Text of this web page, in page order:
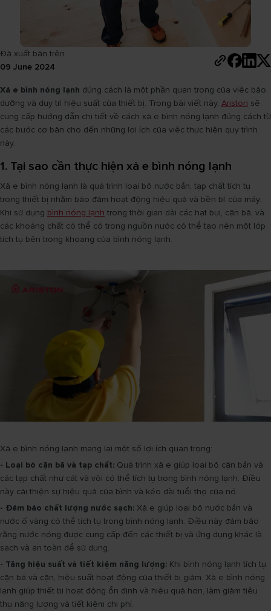
Đã xuất bản trên
09 June 2024
Xả e bình nóng lạnh đúng cách là một phần quan trọng của việc bảo
dưỡng và duy trì hiệu suất của thiết bị. Trong bài viết này, Ariston sẽ
cung cấp hướng dẫn chi tiết về cách xả e bình nóng lạnh đúng cách từ
các bước cơ bản cho đến những lợi ích của việc thực hiện quy trình
này.
1. Tại sao cần thực hiện xả e bình nóng lạnh
Xả e bình nóng lạnh là quá trình loại bỏ nước bẩn, tạp chất tích tụ
trong thiết bị nhằm bảo đảm hoạt động hiệu quả và bền bỉ của máy.
Khi sử dụng bình nóng lạnh trong thời gian dài các hạt bụi, cặn bã, và
các khoáng chất có thể có trong nguồn nước có thể tạo nên một lớp
tích tụ bên trong khoang của bình nóng lạnh.
Xả e bình nóng lạnh mang lại một số lợi ích quan trọng:
- Loại bỏ cặn bã và tạp chất: Quá trình xả e giúp loại bỏ cặn bẩn và
các tạp chất như cát và vôi có thể tích tụ trong bình nóng lạnh. Điều
này cải thiện sự hiệu quả của bình và kéo dài tuổi thọ của nó.
- Đảm bảo chất lượng nước sạch: Xả e giúp loại bỏ nước bẩn và
nước ố vàng có thể tích tụ trong bình nóng lạnh. Điều này đảm bảo
rằng nước nóng được cung cấp đến các thiết bị và ứng dụng khác là
sạch và an toàn để sử dụng.
- Tăng hiệu suất và tiết kiệm năng lượng: Khi bình nóng lạnh tích tụ
cặn bã và cặn, hiệu suất hoạt động của thiết bị giảm. Xả e bình nóng
lạnh giúp thiết bị hoạt động ổn định và hiệu quả hơn, làm giảm tiêu
thụ năng lượng và tiết kiệm chi phí.